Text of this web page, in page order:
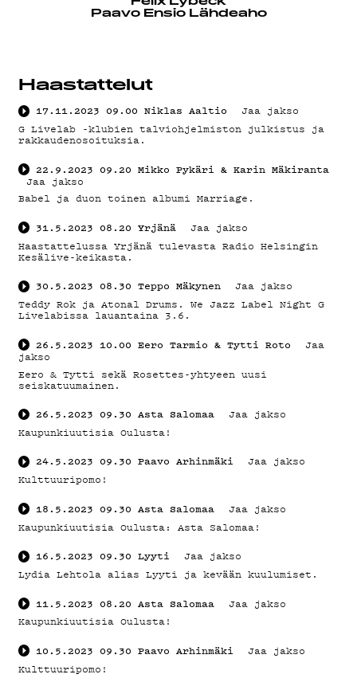
G
LIVELAB
Paavo Ensio Lähdeaho
Haastattelut
17.11.2023 09.00 Niklas Aaltio
Jaa jakso
G Livelab -klubien talviohjelmiston julkistus ja
rakkaudenosoituksia.
22.9.2023 09.20 Mikko Pykäri & Karin Mäkiranta
Jaa jakso
Babel ja duon toinen albumi Marriage.
31.5.2023 08.20 Yrjänä
Jaa jakso
Haastattelussa Yrjänä tulevasta Radio Helsingin
Kesälive-keikasta.
30.5.2023 08.30 Teppo Mäkynen
Jaa jakso
Teddy Rok ja Atonal Drums. We Jazz Label Night G
Livelabissa lauantaina 3.6.
26.5.2023 10.00 Eero Tarmio & Tytti Roto
Jaa
jakso
Eero & Tytti sekä Rosettes-yhtyeen uusi
seiskatuumainen.
26.5.2023 09.30 Asta Salomaa
Jaa jakso
Kaupunkiuutisia Oulusta!
24.5.2023 09.30 Paavo Arhinmäki
Jaa jakso
Kulttuuripomo!
18.5.2023 09.30 Asta Salomaa
Jaa jakso
Kaupunkiuutisia Oulusta: Asta Salomaa!
16.5.2023 09.30 Lyyti
Jaa jakso
Lydia Lehtola alias Lyyti ja kevään kuulumiset.
11.5.2023 08.20 Asta Salomaa
Jaa jakso
Kaupunkiuutisia Oulusta!
10.5.2023 09.30 Paavo Arhinmäki
Jaa jakso
Kulttuuripomo!